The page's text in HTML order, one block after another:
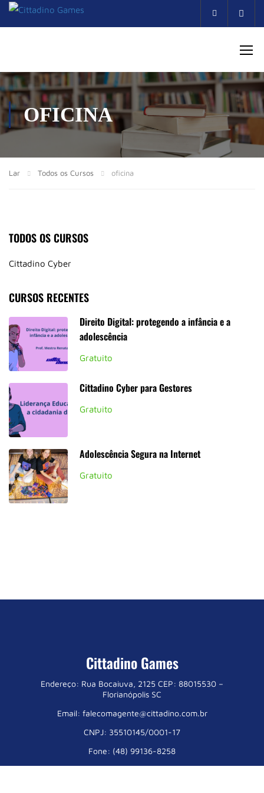
OFICINA
Lar Todos os Cursos oficina
TODOS OS CURSOS
Cittadino Cyber
CURSOS RECENTES
Direito Digital: protegendo a infância e a
adolescência
Gratuito
Cittadino Cyber para Gestores
Gratuito
Adolescência Segura na Internet
Gratuito
Cittadino Games
Endereço: Rua Bocaiuva, 2125 CEP: 88015530 –
Florianópolis SC
Email: falecomagente@cittadino.com.br
CNPJ: 35510145/0001-17
Fone: (48) 99136-8258